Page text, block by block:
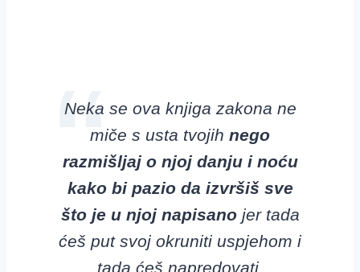
Neka se ova knjiga zakona ne
miče s usta tvojih nego
razmišljaj o njoj danju i noću
kako bi pazio da izvršiš sve
što je u njoj napisano jer tada
ćeš put svoj okruniti uspjehom i
tada ćeš napredovati.